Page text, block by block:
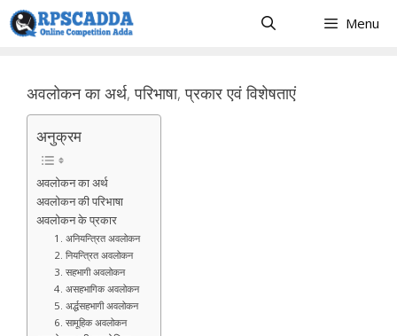
Skip
to
Menu
अवलोकन का अर्थ, परिभाषा, प्रकार एवं विशेषताएं
अनुक्रम
अवलोकन का अर्थ
अवलोकन की परिभाषा
अवलोकन के प्रकार
1. अनियन्त्रित अवलोकन
2. नियन्त्रित अवलोकन
3. सहभागी अवलोकन
4. असहभागिक अवलोकन
5. अर्द्धसहभागी अवलोकन
6. सामूहिक अवलोकन